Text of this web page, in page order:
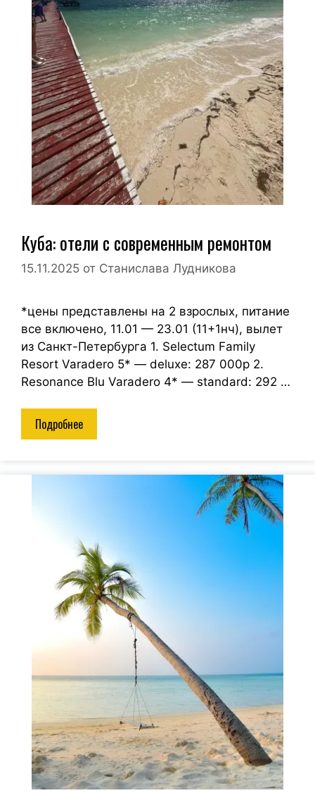
Куба: отели с современным ремонтом
15.11.2025 от Станислава Лудникова
*цены представлены на 2 взрослых, питание
все включено, 11.01 — 23.01 (11+1нч), вылет
из Санкт-Петербурга 1. Selectum Family
Resort Varadero 5* — deluxe: 287 000р 2.
Resonance Blu Varadero 4* — standard: 292 …
Подробнее